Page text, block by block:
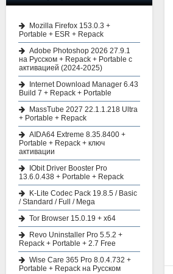
Mozilla Firefox 153.0.3 +
Portable + ESR + Repack
Adobe Photoshop 2026 27.9.1
на Русском + Repack + Portable с
активацией (2024-2025)
Internet Download Manager 6.43
Build 7 + Repack + Portable
MassTube 2027 22.1.1.218 Ultra
+ Portable + Repack
AIDA64 Extreme 8.35.8400 +
Portable + Repack + ключ
активации
IObit Driver Booster Pro
13.6.0.438 + Portable + Repack
K-Lite Codec Pack 19.8.5 / Basic
/ Standard / Full / Mega
Tor Browser 15.0.19 + x64
Revo Uninstaller Pro 5.5.2 +
Repack + Portable + 2.7 Free
Wise Care 365 Pro 8.0.4.732 +
Portable + Repack на Русском